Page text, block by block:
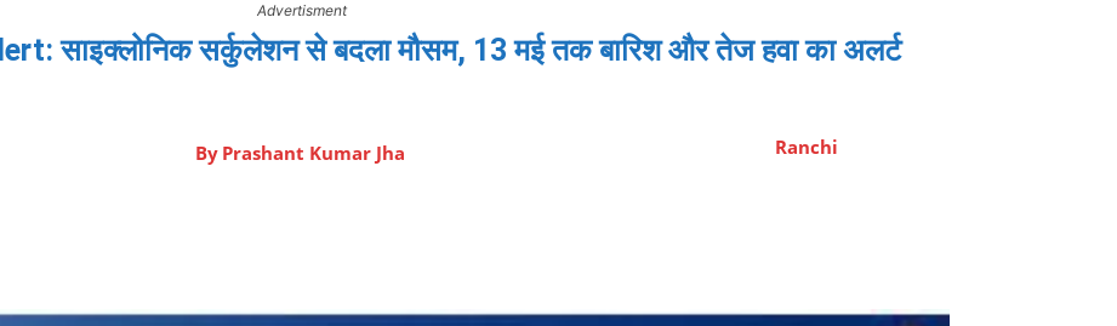
Advertisment
साइक्लोनिक सर्कुलेशन से बदला मौसम, 13 मई तक बारिश और तेज हवा का अलर्ट
By Prashant Kumar Jha Ranchi